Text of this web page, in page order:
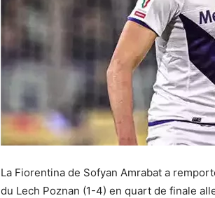
La Fiorentina de Sofyan Amrabat a
du Lech Poznan (1-4) en quart de finale